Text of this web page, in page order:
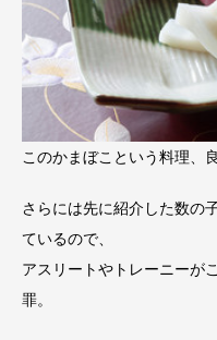
このかまぼこという料理、
さらには先に紹介した数の
ているので、
アスリートやトレーニーが
罪。